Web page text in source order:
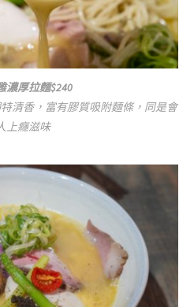
濃厚拉麵$240
清香，富有膠質吸附麵條，同是會
上癮滋味